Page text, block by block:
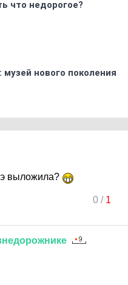
что недорогое?
музей нового поколения
выложила?
0/ 1